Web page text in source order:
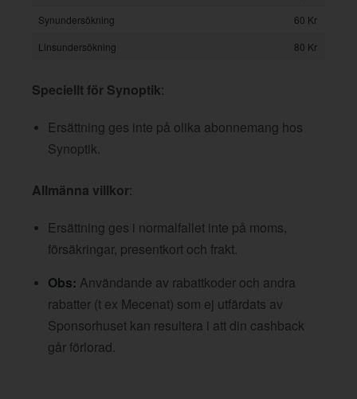
Synundersökning
60 Kr
Linsundersökning
80 Kr
Speciellt för Synoptik:
Ersättning ges inte på olika abonnemang hos
Synoptik.
Allmänna villkor:
Ersättning ges i normalfallet inte på moms,
försäkringar, presentkort och frakt.
Obs: Användande av rabattkoder och andra
rabatter (t ex Mecenat) som ej utfärdats av
Sponsorhuset kan resultera i att din cashback
går förlorad.